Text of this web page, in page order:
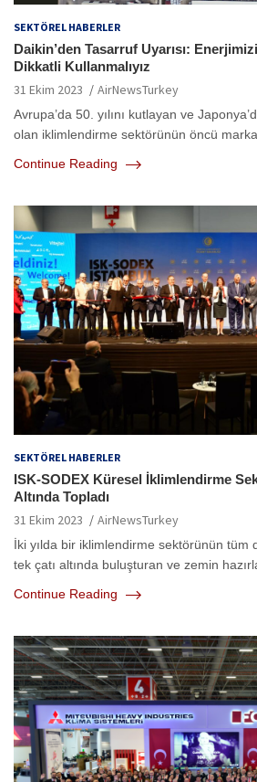
SEKTÖREL HABERLER
Daikin’den Tasarruf Uyarısı:
Dikkatli Kullanmalıyız
31 Ekim 2023 AirNewsTurkey
Avrupa’da 50. yılını kutlayan ve
olan iklimlendirme sektörünün öncü
Continue Reading
SEKTÖREL HABERLER
ISK-SODEX Küresel İklimlendirme
Altında Topladı
31 Ekim 2023 AirNewsTurkey
İki yılda bir iklimlendirme sektörünün tüm
tek çatı altında buluşturan ve zemin
Continue Reading